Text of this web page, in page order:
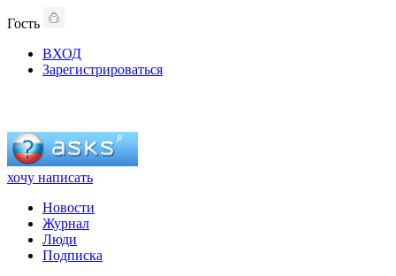
Гость
ВХОД
Зарегистрироваться
хочу написать
Новости
Журнал
Люди
Подписка